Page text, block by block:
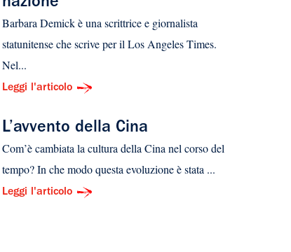
nazione
Barbara Demick è una scrittrice e giornalista
statunitense che scrive per il Los Angeles Times.
Nel...
Leggi l'articolo
L’avvento della Cina
Com’è cambiata la cultura della Cina nel corso del
tempo? In che modo questa evoluzione è stata ...
Leggi l'articolo